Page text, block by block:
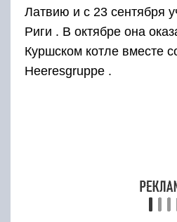
Латвию и с 23 сентября
Риги . В октябре она
Куршском котле вместе
Heeresgruppe .